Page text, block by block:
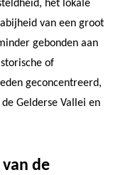
het lokale
van een groot
gebonden aan
of
geconcentreerd,
Gelderse Vallei en
de